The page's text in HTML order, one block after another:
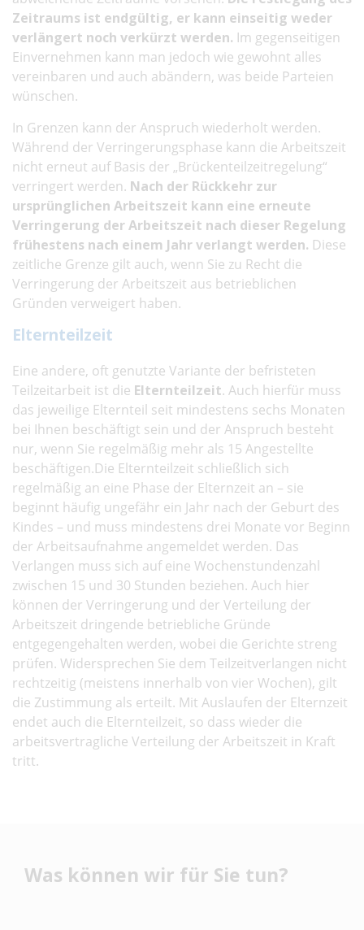
Zeitraums ist endgültig, er kann einseitig weder
verlängert noch verkürzt werden. Im gegenseitigen
Einvernehmen kann man jedoch wie gewohnt alles
vereinbaren und auch abändern, was beide Parteien
wünschen.
In Grenzen kann der Anspruch wiederholt werden.
Während der Verringerungsphase kann die Arbeitszeit
nicht erneut auf Basis der „Brückenteilzeitregelung“
verringert werden. Nach der Rückkehr zur
ursprünglichen Arbeitszeit kann eine erneute
Verringerung der Arbeitszeit nach dieser Regelung
frühestens nach einem Jahr verlangt werden. Diese
zeitliche Grenze gilt auch, wenn Sie zu Recht die
Verringerung der Arbeitszeit aus betrieblichen
Gründen verweigert haben.
Elternteilzeit
Eine andere, oft genutzte Variante der befristeten
Teilzeitarbeit ist die Elternteilzeit. Auch hierfür muss
das jeweilige Elternteil seit mindestens sechs Monaten
bei Ihnen beschäftigt sein und der Anspruch besteht
nur, wenn Sie regelmäßig mehr als 15 Angestellte
beschäftigen.Die Elternteilzeit schließlich sich
regelmäßig an eine Phase der Elternzeit an – sie
beginnt häufig ungefähr ein Jahr nach der Geburt des
Kindes – und muss mindestens drei Monate vor Beginn
der Arbeitsaufnahme angemeldet werden. Das
Verlangen muss sich auf eine Wochenstundenzahl
zwischen 15 und 30 Stunden beziehen. Auch hier
können der Verringerung und der Verteilung der
Arbeitszeit dringende betriebliche Gründe
entgegengehalten werden, wobei die Gerichte streng
prüfen. Widersprechen Sie dem Teilzeitverlangen nicht
rechtzeitig (meistens innerhalb von vier Wochen), gilt
die Zustimmung als erteilt. Mit Auslaufen der Elternzeit
endet auch die Elternteilzeit, so dass wieder die
arbeitsvertragliche Verteilung der Arbeitszeit in Kraft
tritt.
Was können wir für Sie tun?